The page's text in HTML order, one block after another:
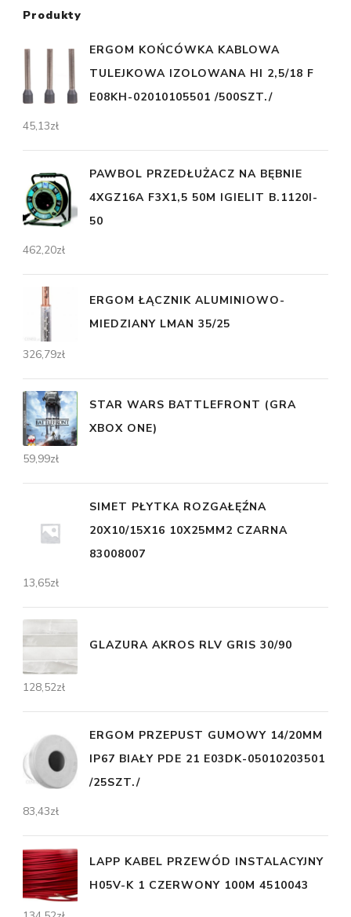
Produkty
ERGOM KOŃCÓWKA KABLOWA
TULEJKOWA IZOLOWANA HI 2,5/18 F
E08KH-02010105501 /500SZT./
45,13zł
PAWBOL PRZEDŁUŻACZ NA BĘBNIE
4XGZ16A F3X1,5 50M IGIELIT B.1120I-
50
462,20zł
ERGOM ŁĄCZNIK ALUMINIOWO-
MIEDZIANY LMAN 35/25
326,79zł
STAR WARS BATTLEFRONT (GRA
XBOX ONE)
59,99zł
SIMET PŁYTKA ROZGAŁĘŹNA
20X10/15X16 10X25MM2 CZARNA
83008007
13,65zł
GLAZURA AKROS RLV GRIS 30/90
128,52zł
ERGOM PRZEPUST GUMOWY 14/20MM
IP67 BIAŁY PDE 21 E03DK-05010203501
/25SZT./
83,43zł
LAPP KABEL PRZEWÓD INSTALACYJNY
H05V-K 1 CZERWONY 100M 4510043